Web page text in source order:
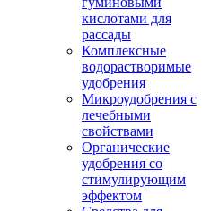
кислотами для
рассады
Комплексные
водорастворимые
удобрения
Микроудобрения с
лечебными
свойствами
Органические
удобрения со
стимулирующим
эффектом